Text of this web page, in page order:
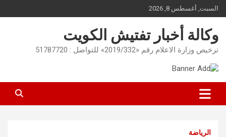
Skip
to
content
السبت, أغسطس 8, 2026
وكالة أخبار تفتيش الكويت
ترخيص وزارة الاعلام رقم «2019/332» للتواصل : 51787720
الرياضة